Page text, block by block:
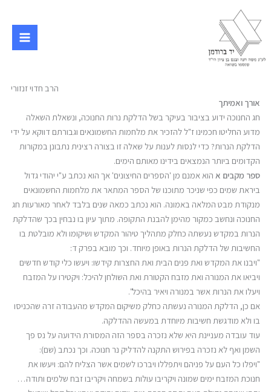
לתוכן
הרב חדוי זנזורי
אורך ואמיתך
חג החנוכה ידוע בציבור בעיקר בשל הדלקת נרות החנוכה, ונשאלת השאלה
מדוע החליטו חכמינו ז"ל להזכיר את מלחמות החשמונאים וגבורתם דווקא על ידי
הדלקת הנרות? כדי לנסות לענות על שאלה זו בצורה רצינית נתבונן במקורות
הקדומים ביותר הנמצאים בידינו מאותם הימים.
ספר מקבים אהוא אמנם מן 'הספרים החיצונים' אך הוא נכתב ע"י יהודי גדול
ביראת שמים כפי שניכר מתוכנו של הספר המתאר את מלחמות החשמונאים
מנקודת מבט המלאה באמונה. הוא נכתב כמאה שנים בלבד לאחר מאורעות חג
החנוכה ונחשב כמקור מהימן להבנת התקופה. מתוך עיון בו נבחין בכך שהדלקת
הנרות במקדש נעשתה כחלק מתהליך טיהור המקדש ושיקומו ולא מובלטת בו
החשיבות של הדלקת הנרות באופן מיוחד. וכך מובא בפרק ד:
"ויבנו את המקדש ואת פנים הבית ואת החצרות קידשו: ויעשו כלי קודש חדשים
ויביאו את המנורה ואת מזבח הקטורת ואת השולחן להיכל: ויקטירו על המזבח
ויעלו את הנרות אשר במנורה ויאיר בהיכל".
אם כן, הדלקת המנורה נעשתה כחלק משיקום המקדש מהעבודה זרה שהכניסו
בו ולא מודגשת חשיבות מיוחדת במעשה ההדלקה.
עוד עובדה מעניינת היא שלא נזכרה בספר הזה המסורת הידועה על נס פך
השמן ואף לא נזכרה בפירוש התקנה להדליק נר חנוכה. וכך נכתב (שם):
"ויפלו כל העם על פניהם ויתפללו ויברכו לשמים אשר הצליח להם: ויעשו את
חנוכת המזבח ימים שמונה ויקריבו עולות בשמחה ויקריבו זבח שלמים ותודה…